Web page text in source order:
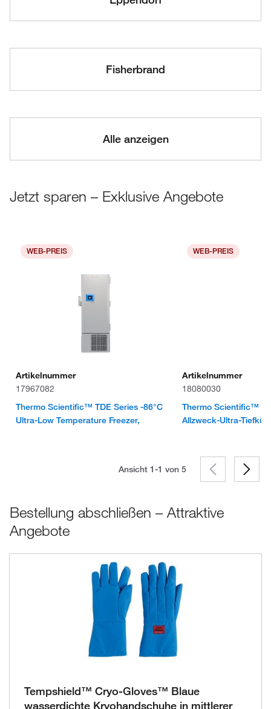
Fisherbrand
Alle anzeigen
Jetzt sparen – Exklusive Angebote
WEB-PREIS
Artikelnummer
17967082
Thermo Scientific™ TDE Series -86°C
Ultra-Low Temperature Freezer,
WEB-PREIS
Artikelnummer
18080030
Thermo Scientific™
Allzweck-Ultra-
Ansicht 1-1 von 5
Bestellung abschließen – Attraktive
Angebote
Tempshield™ Cryo-Gloves™ Blaue
wasserdichte Kryohandschuhe in mittlerer